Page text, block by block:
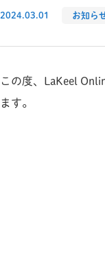
2024.03.01 お知ら
この度、LaKeel
ます。